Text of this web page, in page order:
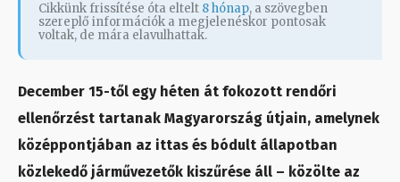
Cikkünk frissítése óta eltelt 8 hónap, a szövegben
szereplő információk a megjelenéskor pontosak
voltak, de mára elavulhattak.
December 15-től egy héten át fokozott rendőri
ellenőrzést tartanak Magyarország útjain, amelynek
középpontjában az ittas és bódult állapotban
közlekedő járművezetők kiszűrése áll – közölte az